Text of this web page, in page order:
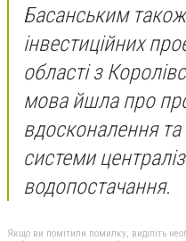
Басанським також
інвестиційних
області з
мова йшла про
вдосконалення та
системи
водопостачання.
Якщо ви помітили помилку, виділіть